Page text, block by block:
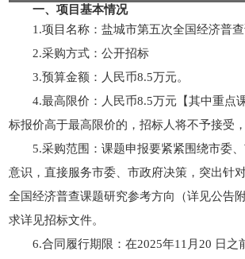
一、项目基本情况
1.项目名称：盐城市第五次全国经济普
2.采购方式：公开招标
3.预算金额：人民币8.5万元。
4.最高限价：人民币8.5万元【其中重点
标报价高于最高限价的，招标人将不予接受
5.采购范围：课题申报要紧紧围绕市委
意识，直接服务市委、市政府决策，突出针
全国经济普查课题研究参考方向（详见公告
求详见招标文件。
6.合同履行期限：在2025年11月20 日之